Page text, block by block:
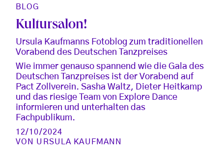
BLOG
Kultursalon!
Ursula Kaufmanns Fotoblog zum traditionellen
Vorabend des Deutschen Tanzpreises
Wie immer genauso spannend wie die Gala des
Deutschen Tanzpreises ist der Vorabend auf
Pact Zollverein. Sasha Waltz, Dieter Heitkamp
und das riesige Team von Explore Dance
informieren und unterhalten das
Fachpublikum.
12/10/2024
VON URSULA KAUFMANN